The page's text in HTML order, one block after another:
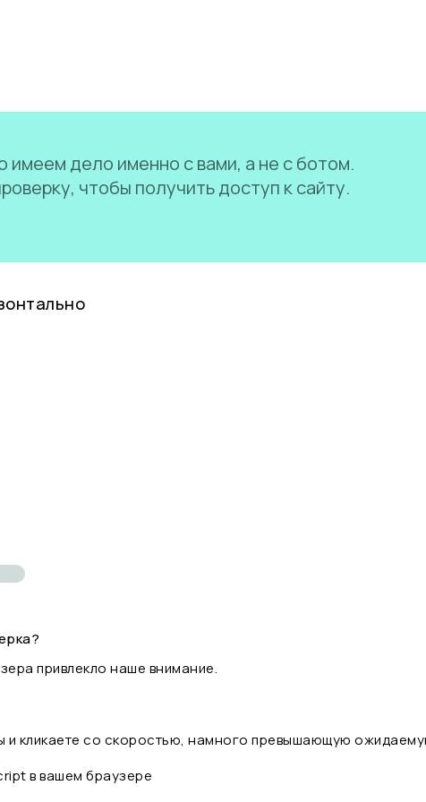
имеем дело именно с вами, а не с ботом.
чтобы получить доступ к сайту.
привлекло наше внимание.
и кликаете со скоростью, намного превышающую
в вашем браузере